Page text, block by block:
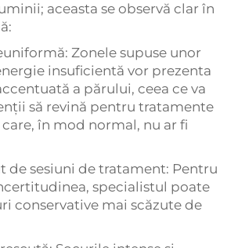
aceasta se observă clar în
Zonele supuse unor
insuficientă vor prezenta
a părului, ceea ce va
să revină pentru tratamente
în mod normal, nu ar fi
de sesiuni de tratament: Pentru
specialistul poate
conservative mai scăzute de